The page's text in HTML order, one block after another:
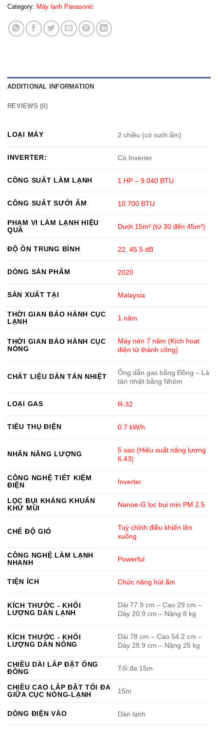
Category: Máy lạnh Panasonic
ADDITIONAL INFORMATION
REVIEWS (0)
LOẠI MÁY 2 chiều (có sưởi ấm)
INVERTER: Có Inverter
CÔNG SUẤT LÀM LẠNH 1 HP – 9.040 BTU
CÔNG SUẤT SƯỞI ẤM 10.700 BTU
PHẠM VI LÀM LẠNH HIỆU
QUẢ
Dưới 15m² (từ 30 đến 45m³)
ĐỘ ỒN TRUNG BÌNH 22,45.5 dB
DÒNG SẢN PHẨM 2020
SẢN XUẤT TẠI Malaysia
THỜI GIAN BẢO HÀNH CỤC
LẠNH
1 năm
THỜI GIAN BẢO HÀNH CỤC
NÓNG
Máy nén 7 năm (Kích hoạt
điện tử thành công)
CHẤT LIỆU DÀN TẢN NHIỆT
Ống dẫn gas bằng Đồng – Lá
tản nhiệt bằng Nhôm
LOẠI GAS R-32
TIÊU THỤ ĐIỆN 0.7 kW/h
NHÃN NĂNG LƯỢNG
5 sao (Hiệu suất năng lượng
6.43)
CÔNG NGHỆ TIẾT KIỆM
ĐIỆN
Inverter
LỌC BỤI KHÁNG KHUẨN
KHỬ MÙI
Nanoe-G lọc bụi mịn PM 2.5
CHẾ ĐỘ GIÓ
Tuỳ chỉnh điều khiển lên
xuống
CÔNG NGHỆ LÀM LẠNH
NHANH
Powerful
TIỆN ÍCH Chức năng hút ẩm
KÍCH THƯỚC - KHỐI
LƯỢNG DÀN LẠNH
Dài 77.9 cm – Cao 29 cm –
Dày 20.9 cm – Nặng 8 kg
KÍCH THƯỚC - KHỐI
LƯỢNG DÀN NÓNG
Dài 78 cm – Cao 54.2 cm –
Dày 28.9 cm – Nặng 25 kg
CHIỀU DÀI LẮP ĐẶT ỐNG
ĐỒNG
Tối đa 15m
CHIỀU CAO LẮP ĐẶT TỐI ĐA
GIỮA CỤC NÓNG-LẠNH
15m
DÒNG ĐIỆN VÀO Dàn lạnh